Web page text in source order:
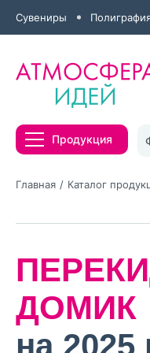
Сувениры
Продукция
Главная Каталог
ДОМИК
на 2025